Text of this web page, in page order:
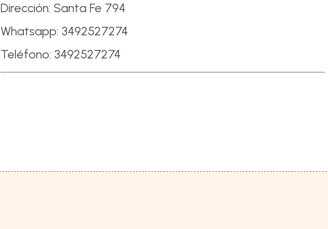
Dirección: Santa Fe 794
Whatsapp: 3492527274
Teléfono: 3492527274